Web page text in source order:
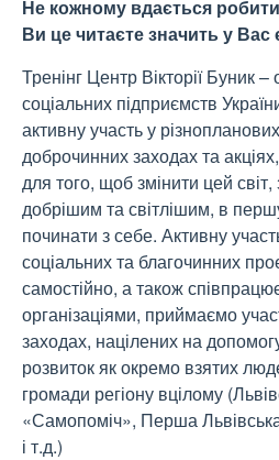
Не кожному вдається
Ви це читаєте значить у Вас
Тренінг Центр Вікторії Буник
соціальних підприємств
активну участь у
доброчинних заходах та
для того, щоб змінити цей
добрішим та світлішим, в
починати з себе. Активну
соціальних та благочинних
самостійно, а також
організаціями, приймаємо
заходах, націлених на
розвиток як окремо взятих
громади регіону вцілому
«Самопоміч», Перша
і т.д.)